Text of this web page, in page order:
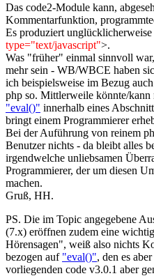
Das code2-Module kann,
Kommentarfunktion,
Es produziert
type="text/javascript">.
Was "früher" einmal sinnvoll
mehr sein - WB/WBCE haben
ich beispielsweise im Bezug
php so. Mittlerweile könnte/kann
"eval()" innerhalb eines
bringt einem Programmierer
Bei der Auführung von reinem
Benutzer nichts - da bleibt alles
irgendwelche unliebsamen
Programmierer, der um diesen
machen.
Gruß, HH.
PS. Die im Topic angegebene
(7.x) eröffnen zudem eine
Hörensagen", weiß also nichts
bezogen auf "eval()", den es
vorliegenden code v3.0.1 aber